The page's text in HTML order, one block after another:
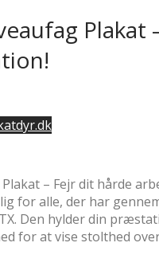
Plakat
– Fejr dit hårde
for alle, der har
Den hylder din
for at vise stolthed